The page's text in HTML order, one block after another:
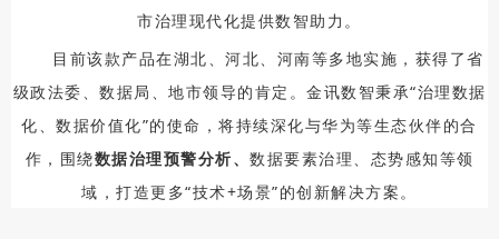
市治理现代化提供数智助力。
目前该款产品在湖北、河北、河南等多地实施，获得了省
级政法委、数据局、地市领导的肯定。金讯数智秉承“治理数据
化、数据价值化”的使命，将持续深化与华为等生态伙伴的合
作，围绕数据治理预警分析、 数据要素治理、态势感知等领
域，打造更多“技术+场景”的创新解决方案。